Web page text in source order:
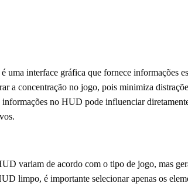
interface gráfica que fornece informações
a concentração no jogo, pois minimiza
no HUD pode influenciar
variam de acordo com o tipo de jogo, mas
limpo, é importante selecionar apenas os